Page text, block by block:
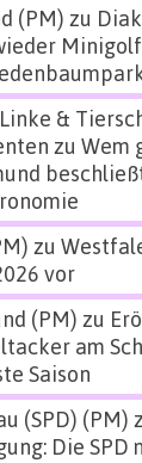
(PM) zu
&
zu Wem
zu
vor
(PM) zu
am
Saison
(SPD) (PM)
Die SPD